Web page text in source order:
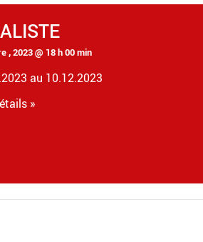
, 2023 @ 18 h 00 min
au 10.12.2023
»